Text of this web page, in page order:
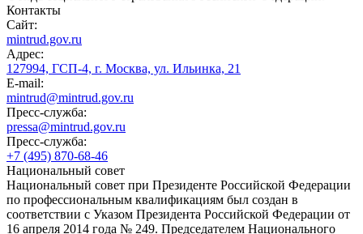
Контакты
Сайт:
mintrud.gov.ru
Адрес:
127994, ГСП-4, г. Москва, ул. Ильинка, 21
E-mail:
mintrud@mintrud.gov.ru
Пресс-служба:
pressa@mintrud.gov.ru
Пресс-служба:
+7 (495) 870-68-46
Национальный совет
Национальный совет при Президенте Российской Федерации
по профессиональным квалификациям был создан в
соответствии с Указом Президента Российской Федерации от
16 апреля 2014 года № 249. Председателем Национального